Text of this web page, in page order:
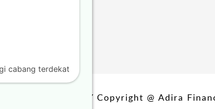
| PRIVACY POLICY Copyright @ Adira
cabang terdekat